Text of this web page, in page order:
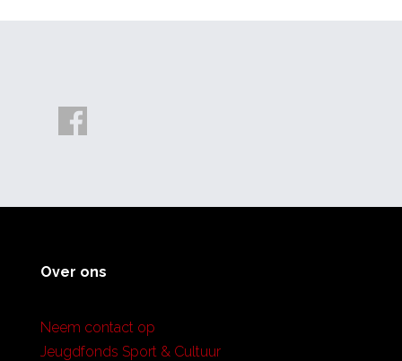
Over ons
Neem contact op
Jeugdfonds Sport & Cultuur